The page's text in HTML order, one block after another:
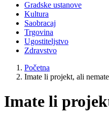
Gradske ustanove
Kultura
Saobracaj
Trgovina
Ugostiteljstvo
Zdravstvo
Početna
Imate li projekt, ali
Imate li